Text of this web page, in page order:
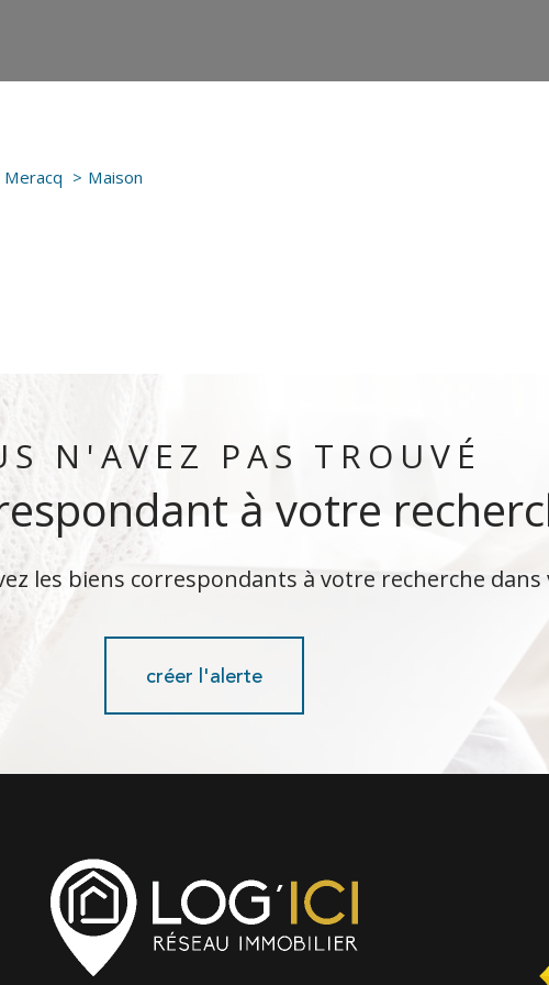
Meracq Maison
N'AVEZ PAS TROUVÉ
à votre
les biens correspondants à votre recherche
créer l'alerte